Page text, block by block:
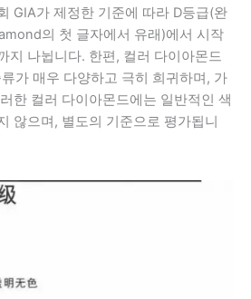
GIA가 제정한 기준에 따라 D등급(완
의 첫 글자에서 유래)에서 시작
지 나뉩니다. 한편, 컬러 다이아몬드
가 매우 다양하고 극히 희귀하며, 가
한 컬러 다이아몬드에는 일반적인 색
않으며, 별도의 기준으로 평가됩니